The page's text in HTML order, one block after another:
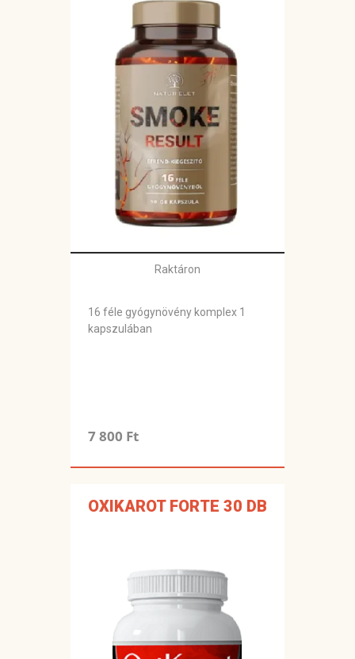
Raktáron
16 féle gyógynövény komplex 1
kapszulában
7 800 Ft
OXIKAROT FORTE 30 DB